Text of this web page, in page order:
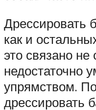
Дрессировать
как и
это связано не
недостаточно
упрямством.
дрессировать